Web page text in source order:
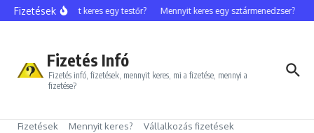
Ugrás a tartalomhoz
FizetésekMennyit keres egy testőr? Mennyit keres egy sztármenedzser?
Fizetés Infó
Fizetés infó, fizetések, mennyit keres, mi a fizetése, mennyi a
fizetése?
Fizetések Mennyit keres?
Vállalkozás fizetések